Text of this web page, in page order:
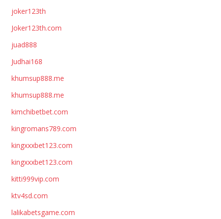
joker123th
Joker123th.com
juad888
Judhai168
khumsup888.me
khumsup888.me
kimchibetbet.com
kingromans789.com
kingxxxbet123.com
kingxxxbet123.com
kitti999vip.com
ktv4sd.com
lalikabetsgame.com